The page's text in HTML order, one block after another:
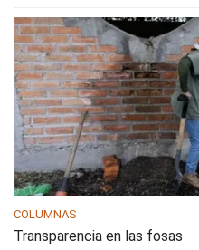
COLUMNAS
Transparencia en las fosas